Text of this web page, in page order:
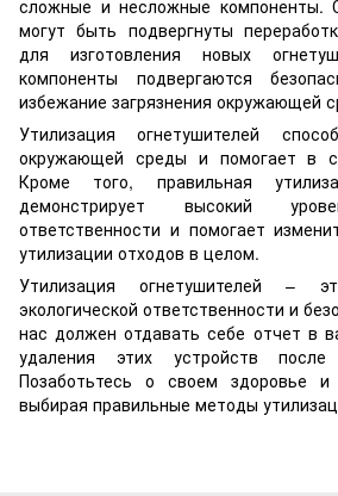
сложные и несложные компоненты.
могут быть подвергнуты
для изготовления новых
компоненты подвергаются
избежание загрязнения окружающей
Утилизация огнетушителей
окружающей среды и помогает в
Кроме того, правильная
демонстрирует высокий
ответственности и помогает
утилизации отходов в целом.
Утилизация огнетушителей –
экологической ответственности и
нас должен отдавать себе отчет в
удаления этих устройств после
Позаботьтесь о своем здоровье
выбирая правильные методы